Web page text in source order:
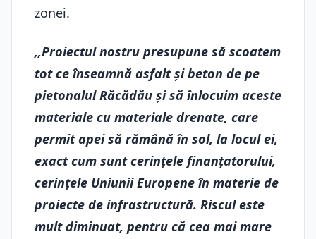
zonei.
,,Proiectul nostru presupune să scoatem
tot ce înseamnă asfalt și beton de pe
pietonalul Răcădău și să înlocuim aceste
materiale cu materiale drenate, care
permit apei să rămână în sol, la locul ei,
exact cum sunt cerințele finanțatorului,
cerințele Uniunii Europene în materie de
proiecte de infrastructură. Riscul este
mult diminuat, pentru că cea mai mare